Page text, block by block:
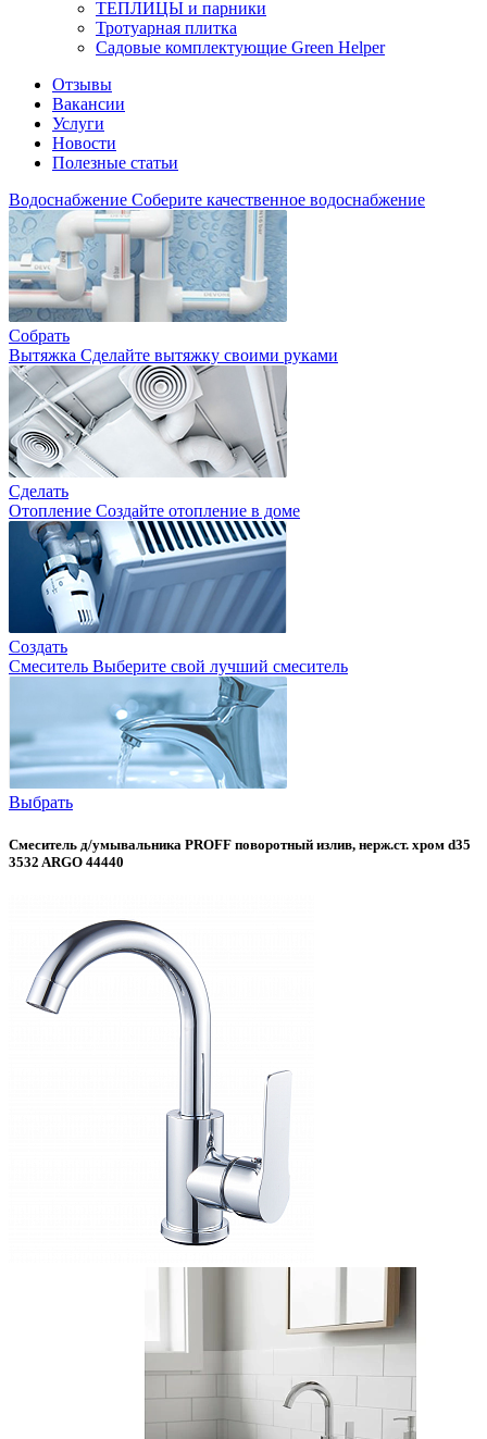
ТЕПЛИЦЫ и парники
Тротуарная плитка
Садовые комплектующие Green Helper
Отзывы
Вакансии
Услуги
Новости
Полезные статьи
Водоснабжение Соберите качественное водоснабжение
Собрать
Вытяжка Сделайте вытяжку своими руками
Сделать
Отопление Создайте отопление в доме
Создать
Смеситель Выберите свой лучший смеситель
Выбрать
Смеситель д/умывальника PROFF поворотный излив, нерж.ст. хром d35
3532 ARGO 44440